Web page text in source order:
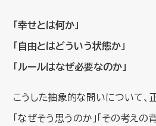
「幸せとは何か」
「自由とはどういう状態か」
「ルールはなぜ必要なのか」
こうした抽象的な問いについて、
「なぜそう思うのか」「その考え